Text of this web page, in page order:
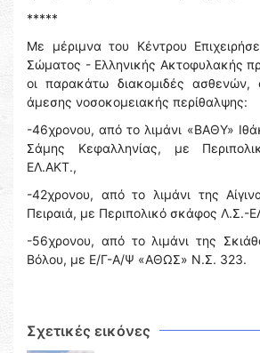
*****
Με μέριμνα του Κέντρου
Σώματος - Ελληνικής Ακτοφυλακής
οι παρακάτω διακομιδές ασθενών,
άμεσης νοσοκομειακής περίθαλψης:
-46χρονου, από το λιμάνι «ΒΑΘΥ»
Σάμης Κεφαλληνίας, με
ΕΛ.ΑΚΤ.,
-42χρονου, από το λιμάνι της
Πειραιά, με Περιπολικό σκάφος Λ.Σ.-
-56χρονου, από το λιμάνι της
Βόλου, με Ε/Γ-Α/Ψ «ΑΘΩΣ» Ν.Σ. 323.
Σχετικές εικόνες